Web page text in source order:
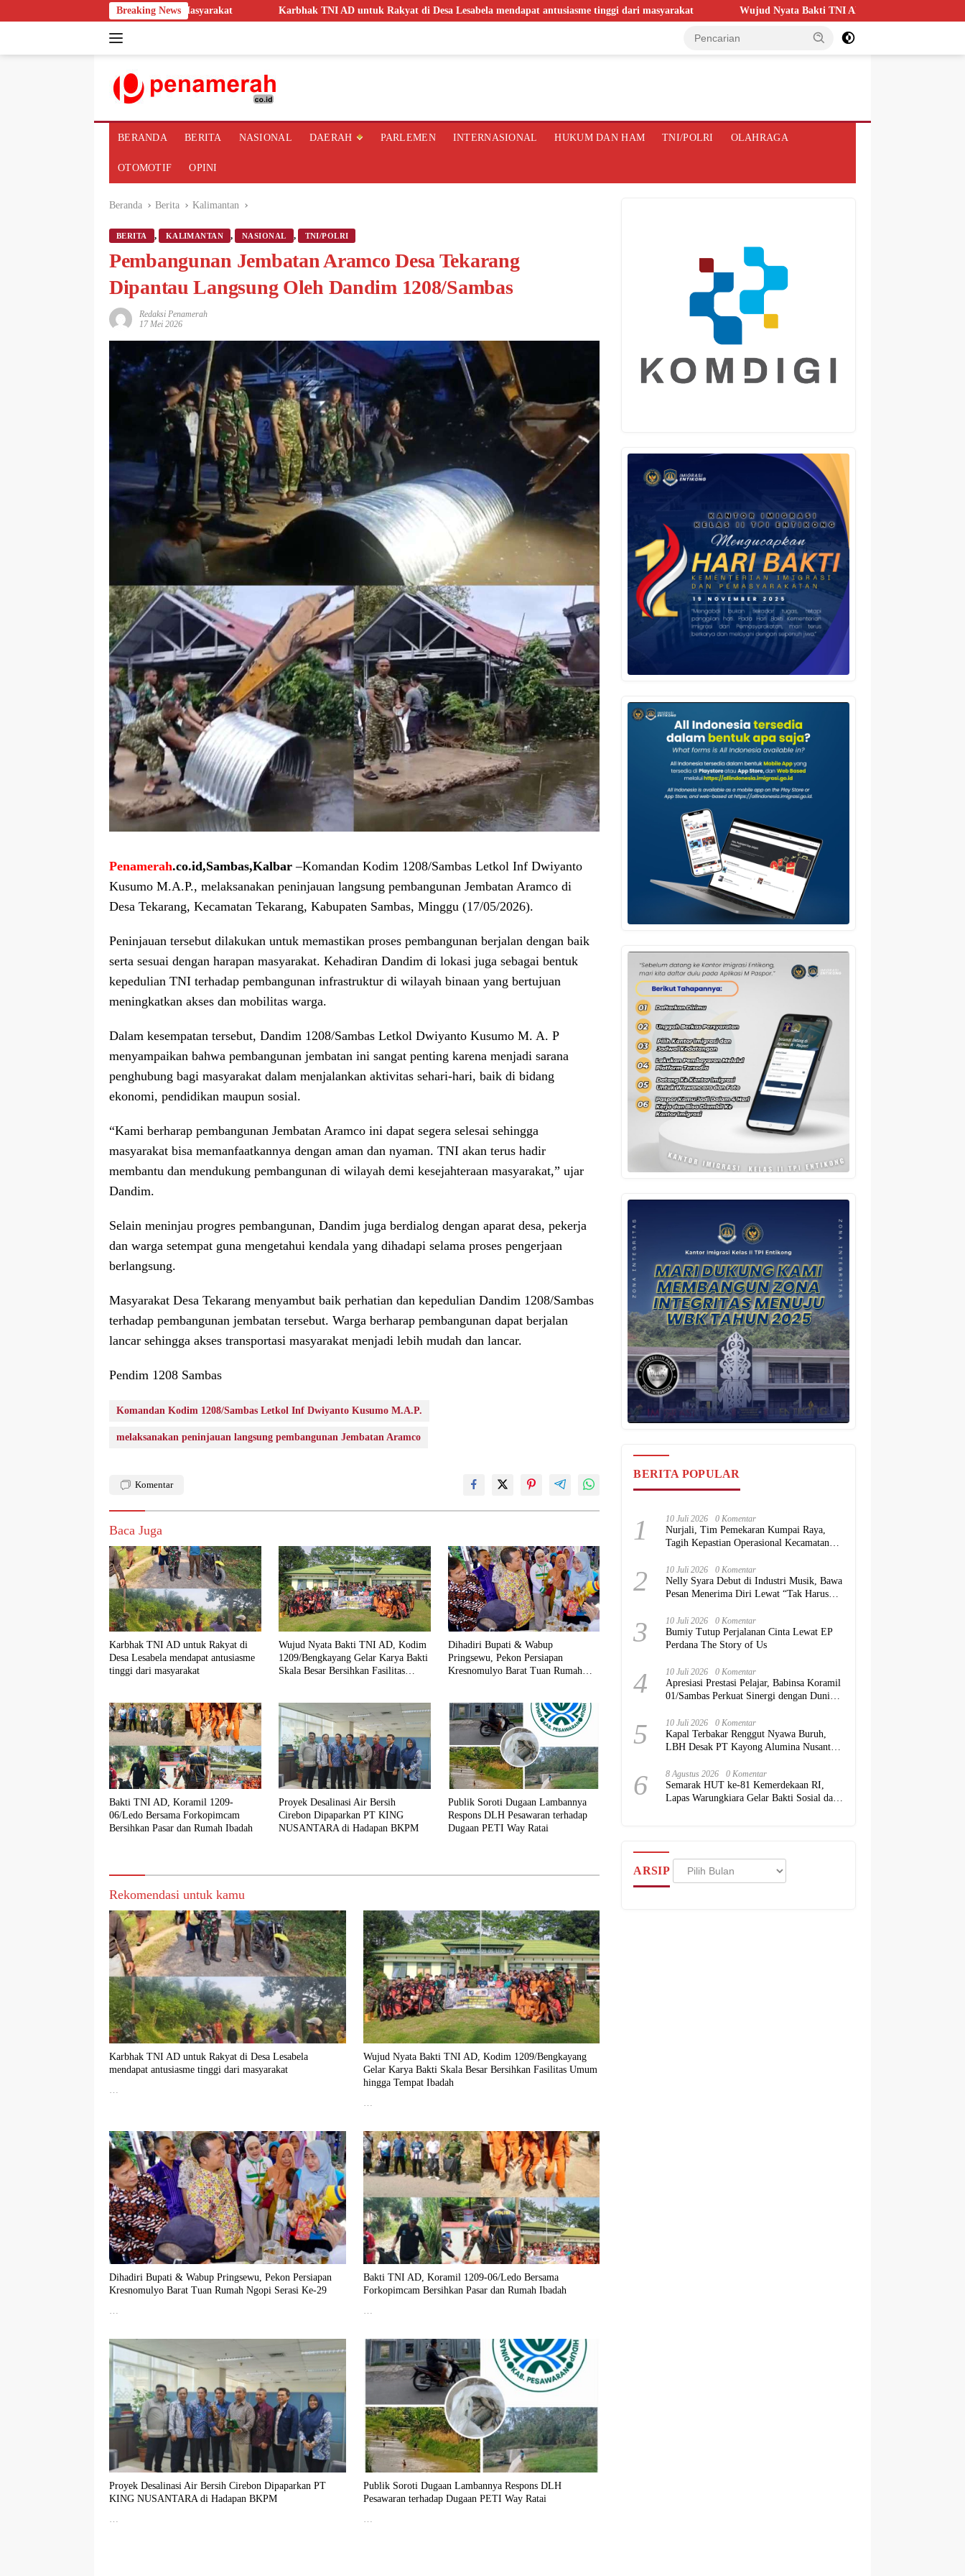
ke
Breaking News
Gratis bagi Masyarakat Karbhak TNI AD untuk Rakyat di Desa Lesabela mendapat antusiasme tinggi dari masyarakat Wujud Nyata Bakti TNI AD, Kodim 1209/Bengkayang Gelar Karya Bakti
BERANDA BERITA NASIONAL DAERAH PARLEMEN INTERNASIONAL HUKUM DAN HAM TNI/POLRI OLAHRAGA
OTOMOTIF OPINI
Beranda Berita Kalimantan
BERITA , KALIMANTAN , NASIONAL , TNI/POLRI
Pembangunan Jembatan Aramco Desa Tekarang
Dipantau Langsung Oleh Dandim 1208/Sambas
Redaksi Penamerah
17 Mei 2026
Penamerah.co.id,Sambas,Kalbar –Komandan Kodim 1208/Sambas Letkol Inf Dwiyanto
Kusumo M.A.P., melaksanakan peninjauan langsung pembangunan Jembatan Aramco di
Desa Tekarang, Kecamatan Tekarang, Kabupaten Sambas, Minggu (17/05/2026).
Peninjauan tersebut dilakukan untuk memastikan proses pembangunan berjalan dengan baik
serta sesuai dengan harapan masyarakat. Kehadiran Dandim di lokasi juga sebagai bentuk
kepedulian TNI terhadap pembangunan infrastruktur di wilayah binaan yang bertujuan
meningkatkan akses dan mobilitas warga.
Dalam kesempatan tersebut, Dandim 1208/Sambas Letkol Dwiyanto Kusumo M. A. P
menyampaikan bahwa pembangunan jembatan ini sangat penting karena menjadi sarana
penghubung bagi masyarakat dalam menjalankan aktivitas sehari-hari, baik di bidang
ekonomi, pendidikan maupun sosial.
“Kami berharap pembangunan Jembatan Aramco ini dapat segera selesai sehingga
masyarakat bisa memanfaatkannya dengan aman dan nyaman. TNI akan terus hadir
membantu dan mendukung pembangunan di wilayah demi kesejahteraan masyarakat,” ujar
Dandim.
Selain meninjau progres pembangunan, Dandim juga berdialog dengan aparat desa, pekerja
dan warga setempat guna mengetahui kendala yang dihadapi selama proses pengerjaan
berlangsung.
Masyarakat Desa Tekarang menyambut baik perhatian dan kepedulian Dandim 1208/Sambas
terhadap pembangunan jembatan tersebut. Warga berharap pembangunan dapat berjalan
lancar sehingga akses transportasi masyarakat menjadi lebih mudah dan lancar.
Pendim 1208 Sambas
Komandan Kodim 1208/Sambas Letkol Inf Dwiyanto Kusumo M.A.P.
melaksanakan peninjauan langsung pembangunan Jembatan Aramco
Komentar
Baca Juga
Karbhak TNI AD untuk Rakyat di
Desa Lesabela mendapat antusiasme
tinggi dari masyarakat
Wujud Nyata Bakti TNI AD, Kodim
1209/Bengkayang Gelar Karya Bakti
Skala Besar Bersihkan Fasilitas
Dihadiri Bupati & Wabup
Pringsewu, Pekon Persiapan
Kresnomulyo Barat Tuan Rumah
Bakti TNI AD, Koramil 1209-
06/Ledo Bersama Forkopimcam
Bersihkan Pasar dan Rumah Ibadah
Proyek Desalinasi Air Bersih
Cirebon Dipaparkan PT KING
NUSANTARA di Hadapan BKPM
Publik Soroti Dugaan Lambannya
Respons DLH Pesawaran terhadap
Dugaan PETI Way Ratai
Rekomendasi untuk kamu
Karbhak TNI AD untuk Rakyat di Desa Lesabela
mendapat antusiasme tinggi dari masyarakat
Wujud Nyata Bakti TNI AD, Kodim 1209/Bengkayang
Gelar Karya Bakti Skala Besar Bersihkan Fasilitas Umum
hingga Tempat Ibadah
Dihadiri Bupati & Wabup Pringsewu, Pekon Persiapan
Kresnomulyo Barat Tuan Rumah Ngopi Serasi Ke-29
…
Bakti TNI AD, Koramil 1209-06/Ledo Bersama
Forkopimcam Bersihkan Pasar dan Rumah Ibadah
…
Proyek Desalinasi Air Bersih Cirebon Dipaparkan PT
KING NUSANTARA di Hadapan BKPM
Publik Soroti Dugaan Lambannya Respons DLH
Pesawaran terhadap Dugaan PETI Way Ratai
BERITA POPULAR
1 10 Juli 2026 0 Komentar
Nurjali, Tim Pemekaran Kumpai Raya,
Tagih Kepastian Operasional Kecamatan
2 10 Juli 2026 0 Komentar
Nelly Syara Debut di Industri Musik, Bawa
Pesan Menerima Diri Lewat “Tak Harus
3 10 Juli 2026 0 Komentar
Bumiy Tutup Perjalanan Cinta Lewat EP
Perdana The Story of Us
4 10 Juli 2026 0 Komentar
Apresiasi Prestasi Pelajar, Babinsa Koramil
01/Sambas Perkuat Sinergi dengan Dunia
5 10 Juli 2026 0 Komentar
Kapal Terbakar Renggut Nyawa Buruh,
LBH Desak PT Kayong Alumina Nusantara
6 8 Agustus 2026 0 Komentar
Semarak HUT ke-81 Kemerdekaan RI,
Lapas Warungkiara Gelar Bakti Sosial dan
ARSIP
Arsip